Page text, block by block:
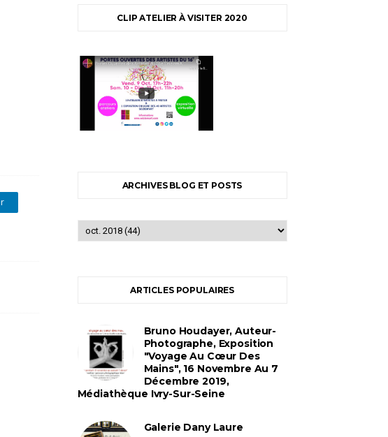
CLIP ATELIER À VISITER 2020
ARCHIVES BLOG ET POSTS
ARTICLES POPULAIRES
Bruno Houdayer, Auteur-
Photographe, Exposition
"Voyage Au Cœur Des
Mains", 16 Novembre Au 7
Décembre 2019,
Médiathèque Ivry-Sur-Seine
Galerie Dany Laure